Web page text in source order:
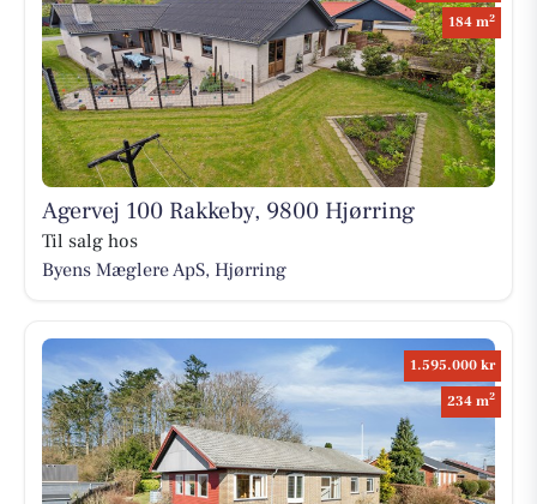
184 m2
Agervej 100 Rakkeby, 9800 Hjørring
Til salg hos
Byens Mæglere ApS, Hjørring
1.595.000 kr
234 m2